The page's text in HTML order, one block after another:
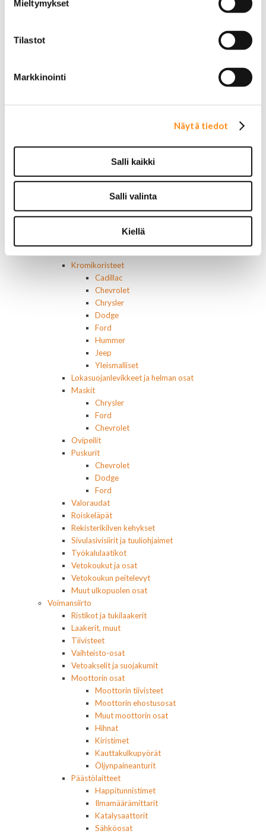
Mieltymykset
Tilastot
Markkinointi
Näytä tiedot
Salli kaikki
Salli valinta
Kiellä
Muut merkit
Merkit ja logot
Ulkopuolen varusteet ja ehostus
Astinlaudat ja -putket
Kromikoristeet
Cadillac
Chevrolet
Chrysler
Dodge
Ford
Hummer
Jeep
Yleismalliset
Lokasuojanlevikkeet ja helman osat
Maskit
Chrysler
Ford
Chevrolet
Ovipeilit
Puskurit
Chevrolet
Dodge
Ford
Valoraudat
Roiskeläpät
Rekisterikilven kehykset
Sivulasivisiirit ja tuuliohjaimet
Työkalulaatikot
Vetokoukut ja osat
Vetokoukun peitelevyt
Muut ulkopuolen osat
Voimansiirto
Ristikot ja tukilaakerit
Laakerit, muut
Tiivisteet
Vaihteisto-osat
Vetoakselit ja suojakumit
Moottorin osat
Moottorin tiivisteet
Moottorin ehostusosat
Muut moottorin osat
Hihnat
Kiristimet
Kauttakulkupyörät
Öljynpaineanturit
Päästölaitteet
Happitunnistimet
Ilmamäärämittarit
Katalysaattorit
Sähköosat